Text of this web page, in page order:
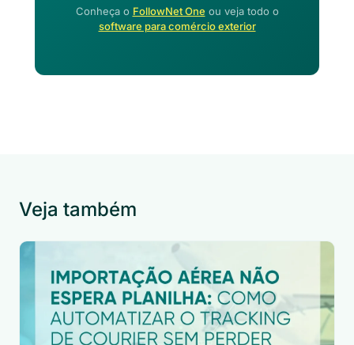
Conheça o FollowNet One ou veja todo o
software para comércio exterior
Veja também